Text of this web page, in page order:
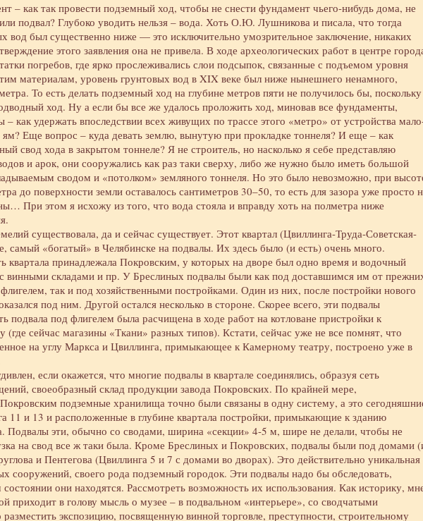
– как так провести подземный ход, чтобы не снести фундамент чьего-нибудь дома, не
подвал? Глубоко уводить нельзя – вода. Хоть О.Ю. Лушникова и писала, что тогда
вод был существенно ниже — это исключительно умозрительное заключение, никаких
этого заявления она не привела. В ходе археологических работ в центре
погребов, где ярко прослеживались слои подсыпок, связанные с подъемом уровня
материалам, уровень грунтовых вод в XIX веке был ниже нынешнего ненамного,
То есть делать подземный ход на глубине метров пяти не получилось бы, поскольку
ход. Ну а если бы все же удалось проложить ход, миновав все фундаменты,
– как удержать впоследствии всех живущих по трассе этого «метро» от устройства
ям? Еще вопрос – куда девать землю, вынутую при прокладке тоннеля? И еще – как
свод хода в закрытом тоннеле? Я не строитель, но насколько я себе представляю
и арок, они сооружались как раз таки сверху, либо же нужно было иметь большой
сводом и «потолком» земляного тоннеля. Но это было невозможно, при
до поверхности земли оставалось сантиметров 30–50, то есть для зазора уже просто
При этом я исхожу из того, что вода стояла и вправду хоть на полметра ниже
существовала, да и сейчас существует. Этот квартал (Цвиллинга-Труда-Советская-
самый «богатый» в Челябинске на подвалы. Их здесь было (и есть) очень много.
квартала принадлежала Покровским, у которых на дворе был одно время и водочный
винными складами и пр. У Бреслиных подвалы были как под доставшимся им от
так и под хозяйственными постройками. Один из них, после постройки нового
под ним. Другой остался несколько в стороне. Скорее всего, эти подвалы
подвала под флигелем была расчищена в ходе работ на котловане пристройки к
(где сейчас магазины «Ткани» разных типов). Кстати, сейчас уже не все помнят, что
на углу Маркса и Цвиллинга, примыкающее к Камерному театру, построено уже в
если окажется, что многие подвалы в квартале соединялись, образуя сеть
своеобразный склад продукции завода Покровских. По крайней мере,
подземные хранилища точно были связаны в одну систему, а это
11 и 13 и расположенные в глубине квартала постройки, примыкающие к зданию
Подвалы эти, обычно со сводами, ширина «секции» 4-5 м, шире не делали, чтобы не
на свод все ж таки была. Кроме Бреслиных и Покровских, подвалы были под домами
и Пентегова (Цвиллинга 5 и 7 с домами во дворах). Это действительно уникальная
сооружений, своего рода подземный городок. Эти подвалы надо бы обследовать,
состоянии они находятся. Рассмотреть возможность их использования. Как историку,
приходит в голову мысль о музее – в подвальном «интерьере», со сводчатыми
экспозицию, посвященную винной торговле, преступности, строительному